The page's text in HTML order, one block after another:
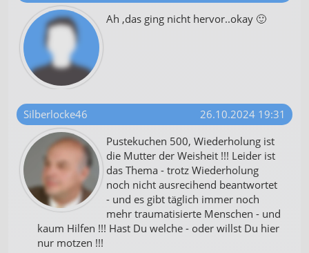
Ah ,das ging nicht hervor..okay 🙂
Silberlocke46
26.10.2024 19:31
Pustekuchen 500, Wiederholung ist
die Mutter der Weisheit !!! Leider ist
das Thema - trotz Wiederholung
noch nicht ausrecihend beantwortet
- und es gibt täglich immer noch
mehr traumatisierte Menschen - und
kaum Hilfen !!! Hast Du welche - oder willst Du hier
nur motzen !!!